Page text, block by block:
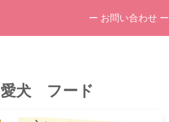
ー お問い合わせ ー
愛犬 フード